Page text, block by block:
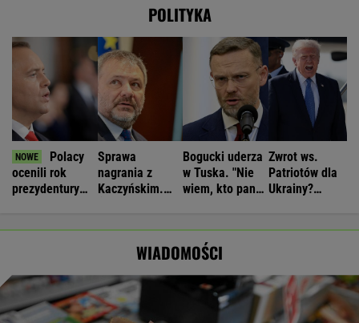
POLITYKA
Polacy
ocenili rok
prezydentury
Sprawa
nagrania z
Kaczyńskim.
Bogucki uderza
w Tuska. "Nie
wiem, kto panu
Zwrot ws.
Patriotów dla
Ukrainy?
WIADOMOŚCI